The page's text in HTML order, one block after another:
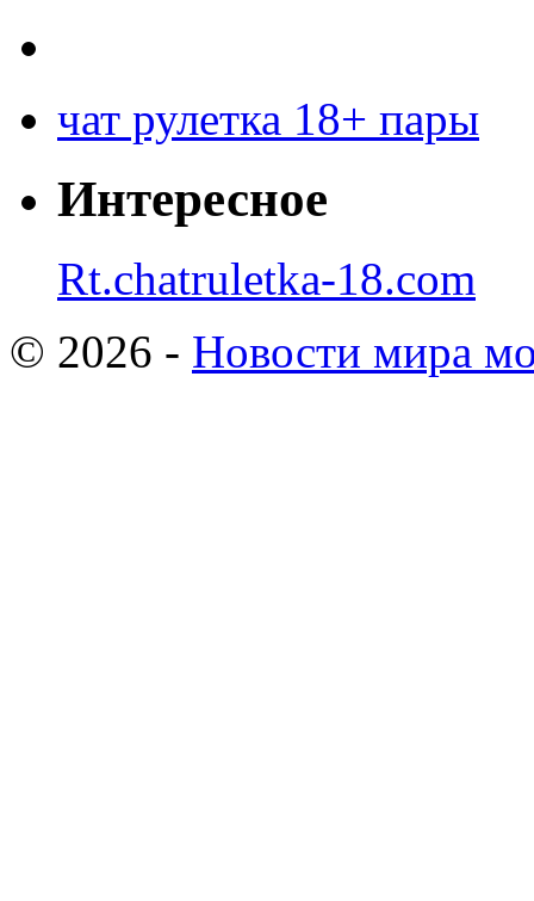
чат рулетка 18+ пары
Интересное
Rt.chatruletka-18.com
© 2026 - Новости мира